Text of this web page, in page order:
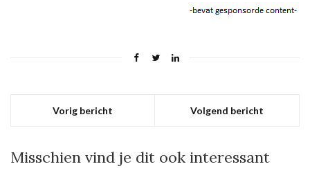
Vorig bericht Volgend bericht
Misschien vind je dit ook interessant